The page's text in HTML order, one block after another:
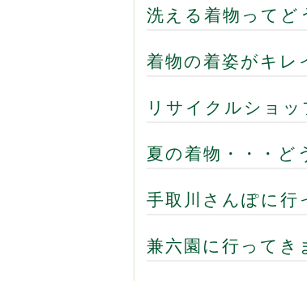
洗える着物ってど
着物の着姿がキレ
リサイクルショ
夏の着物・・・ど
手取川さんぽに行
兼六園に行ってき